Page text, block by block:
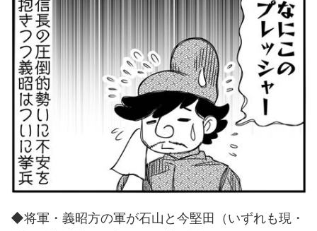
◆将軍・義昭方の軍が石山と今堅田（いずれも現・